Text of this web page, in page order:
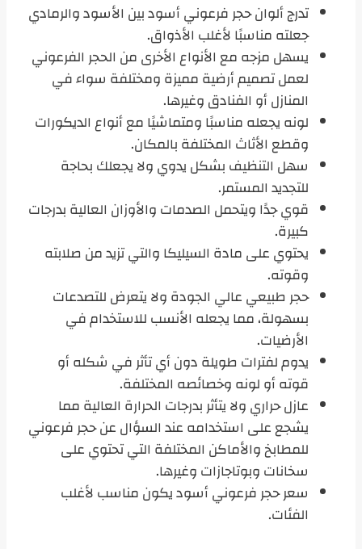
تدرج ألوان حجر فرعوني أسود بين الأسود والرمادي
جعلته مناسبًا لأغلب الأذواق.
يسهل مزجه مع الأنواع الأخرى من الحجر الفرعوني
لعمل تصميم أرضية مميزة ومختلفة سواء في
المنازل أو الفنادق وغيرها.
لونه يجعله مناسبًا ومتماشيًا مع أنواع الديكورات
وقطع الأثاث المختلفة بالمكان.
سهل التنظيف بشكل يدوي ولا يجعلك بحاجة
للتجديد المستمر.
قوي جدًا ويتحمل الصدمات والأوزان العالية بدرجات
كبيرة.
يحتوي على مادة السيليكا والتي تزيد من صلابته
وقوته.
حجر طبيعي عالي الجودة ولا يتعرض للتصدعات
بسهولة، مما يجعله الأنسب للاستخدام في
الأرضيات.
يدوم لفترات طويلة دون أي تأثر في شكله أو
قوته أو لونه وخصائصه المختلفة.
عازل حراري ولا يتأثر بدرجات الحرارة العالية مما
يشجع على استخدامه عند السؤال عن حجر فرعوني
للمطابخ والأماكن المختلفة التي تحتوي على
سخانات وبوتاجازات وغيرها.
سعر حجر فرعوني أسود يكون مناسب لأغلب
الفئات.